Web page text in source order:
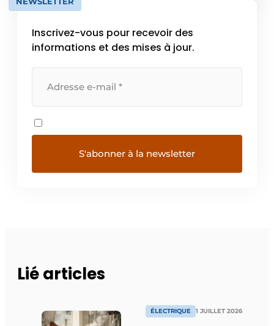
Inscrivez-vous pour recevoir des
informations et des mises à jour.
Lié articles
ÉLECTRIQUE 1 JUILLET 2026